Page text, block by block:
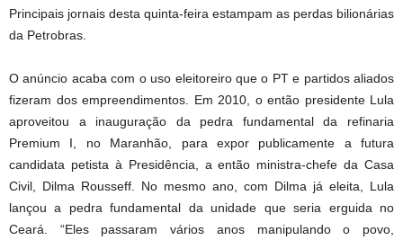
Principais jornais desta quinta-feira estampam as perdas bilionárias
da Petrobras.
O anúncio acaba com o uso eleitoreiro que o PT e partidos aliados
fizeram dos empreendimentos. Em 2010, o então presidente Lula
aproveitou a inauguração da pedra fundamental da refinaria
Premium I, no Maranhão, para expor publicamente a futura
candidata petista à Presidência, a então ministra-chefe da Casa
Civil, Dilma Rousseff. No mesmo ano, com Dilma já eleita, Lula
lançou a pedra fundamental da unidade que seria erguida no
Ceará. “Eles passaram vários anos manipulando o povo,